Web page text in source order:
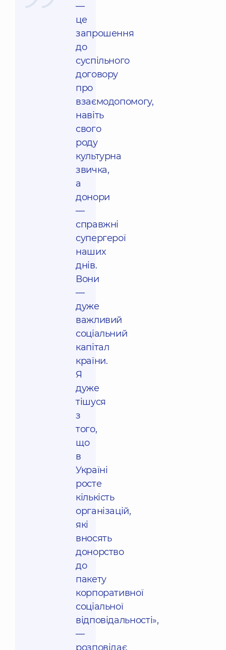
—
це
запрошення
до
суспільного
договору
про
взаємодопомогу,
навіть
свого
роду
культурна
звичка,
а
донори
—
справжні
супергерої
наших
днів.
Вони
—
дуже
важливий
соціальний
капітал
країни.
Я
дуже
тішуся
з
того,
що
в
Україні
росте
кількість
організацій,
які
вносять
донорство
до
пакету
корпоративної
соціальної
відповідальності»,
—
розповідає